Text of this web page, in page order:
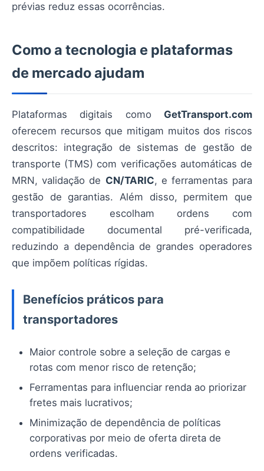
prévias reduz essas ocorrências.
Como a tecnologia e plataformas
de mercado ajudam
Plataformas digitais como GetTransport.com
oferecem recursos que mitigam muitos dos riscos
descritos: integração de sistemas de gestão de
transporte (TMS) com verificações automáticas de
MRN, validação de CN/TARIC, e ferramentas para
gestão de garantias. Além disso, permitem que
transportadores escolham ordens com
compatibilidade documental pré-verificada,
reduzindo a dependência de grandes operadores
que impõem políticas rígidas.
Benefícios práticos para
transportadores
Maior controle sobre a seleção de cargas e
rotas com menor risco de retenção;
Ferramentas para influenciar renda ao priorizar
fretes mais lucrativos;
Minimização de dependência de políticas
corporativas por meio de oferta direta de
ordens verificadas.